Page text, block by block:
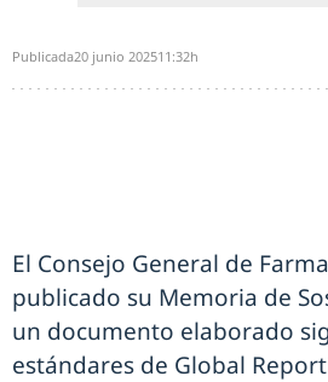
Publicada20 junio 202511:32h
El Consejo General de
publicado su Memoria de
un documento elaborado
estándares de Global